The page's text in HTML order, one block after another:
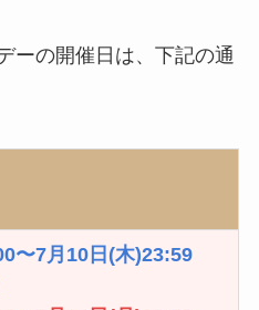
ーの開催日は、下記の通
〜7月10日(木)23:59